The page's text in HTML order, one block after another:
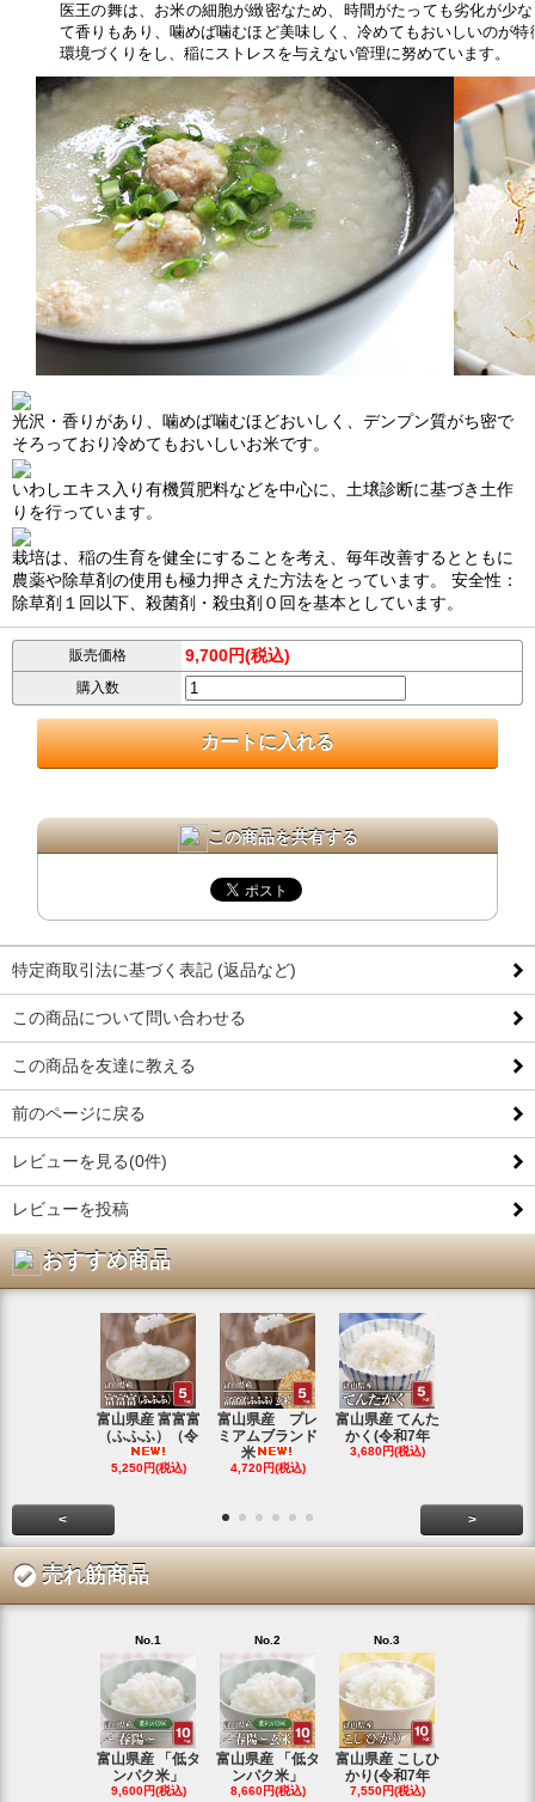
医王の舞は、お米の細胞が緻密なため、時間がたっても劣化が少
て香りもあり、噛めば噛むほど美味しく、冷めてもおいしいのが
環境づくりをし、稲にストレスを与えない管理に努めています。
光沢・香りがあり、噛めば噛むほどおいしく、デンプン質がち密で
そろっており冷めてもおいしいお米です。
いわしエキス入り有機質肥料などを中心に、土壌診断に基づき土作
りを行っています。
栽培は、稲の生育を健全にすることを考え、毎年改善するとともに
農薬や除草剤の使用も極力押さえた方法をとっています。 安全性：
除草剤１回以下、殺菌剤・殺虫剤０回を基本としています。
販売価格 9,700円(税込)
購入数
この商品を共有する
特定商取引法に基づく表記 (返品など)
この商品について問い合わせる
この商品を友達に教える
前のページに戻る
レビューを見る(0件)
レビューを投稿
おすすめ商品
富山県産 富富富
（ふふふ）（令
5,250円(税込)
富山県産 プレ
ミアムブランド
米
4,720円(税込)
富山県産 てんた
かく(令和7年
3,680円(税込)
< >
売れ筋商品
No.1
富山県産 「低タ
ンパク米」
9,600円(税込)
No.2
富山県産 「低タ
ンパク米」
8,660円(税込)
No.3
富山県産 こしひ
かり(令和7年
7,550円(税込)